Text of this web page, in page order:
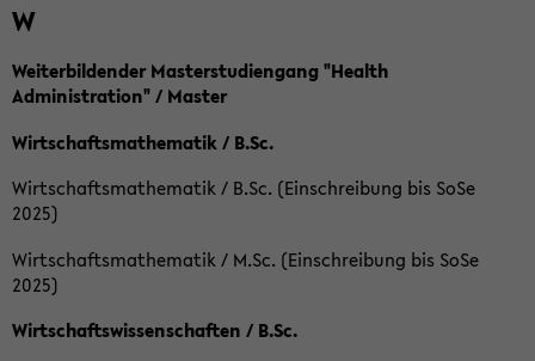
W
Weiterbildender Masterstudiengang "Health
Administration" / Master
Wirtschaftsmathematik / B.Sc.
Wirtschaftsmathematik / B.Sc. (Einschreibung bis SoSe
2025)
Wirtschaftsmathematik / M.Sc. (Einschreibung bis SoSe
2025)
Wirtschaftswissenschaften / B.Sc.